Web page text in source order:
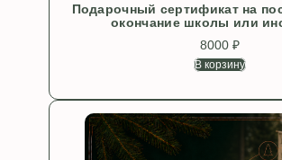
Подарочный сертификат на
окончание школы или
8000 ₽
В корзину